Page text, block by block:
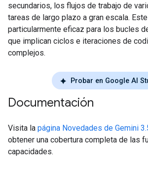
secundarios, los flujos de trabajo de
tareas de largo plazo a gran escala.
particularmente eficaz para los bucles
que implican ciclos e iteraciones de
complejos.
Probar en Google AI
Documentación
Visita la página Novedades de Gemini
obtener una cobertura completa de las
capacidades.